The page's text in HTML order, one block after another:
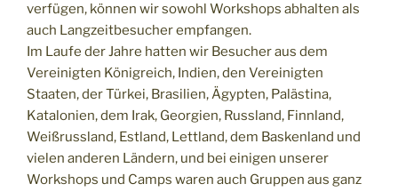
verfügen, können wir sowohl Workshops abhalten als
auch Langzeitbesucher empfangen.
Im Laufe der Jahre hatten wir Besucher aus dem
Vereinigten Königreich, Indien, den Vereinigten
Staaten, der Türkei, Brasilien, Ägypten, Palästina,
Katalonien, dem Irak, Georgien, Russland, Finnland,
Weißrussland, Estland, Lettland, dem Baskenland und
vielen anderen Ländern, und bei einigen unserer
Workshops und Camps waren auch Gruppen aus ganz